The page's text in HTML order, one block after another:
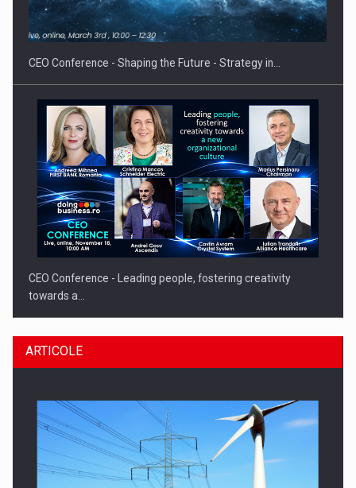
Hard Enduro Piatra Craiului 2026, fueled by benzinariile RO…
CEO Conference - Shaping the Future - Strategy in…
CEO Conference - Leading people, fostering creativity
towards a…
ARTICOLE